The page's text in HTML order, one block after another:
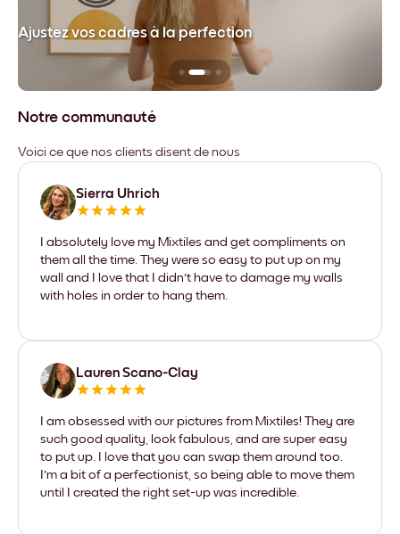
Ajustez vos cadres à la perfection
Notre communauté
Voici ce que nos clients disent de nous
Sierra Uhrich
I absolutely love my Mixtiles and get compliments on
them all the time. They were so easy to put up on my
wall and I love that I didn't have to damage my walls
with holes in order to hang them.
Lauren Scano-Clay
I am obsessed with our pictures from Mixtiles! They are
such good quality, look fabulous, and are super easy
to put up. I love that you can swap them around too.
I'm a bit of a perfectionist, so being able to move them
until I created the right set-up was incredible.